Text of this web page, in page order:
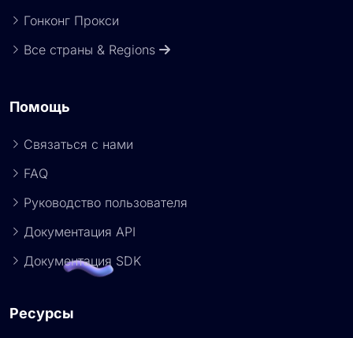
Гонконг Прокси
Все страны & Regions
Помощь
Связаться с нами
FAQ
Руководство пользователя
Документация API
Документация SDK
Ресурсы